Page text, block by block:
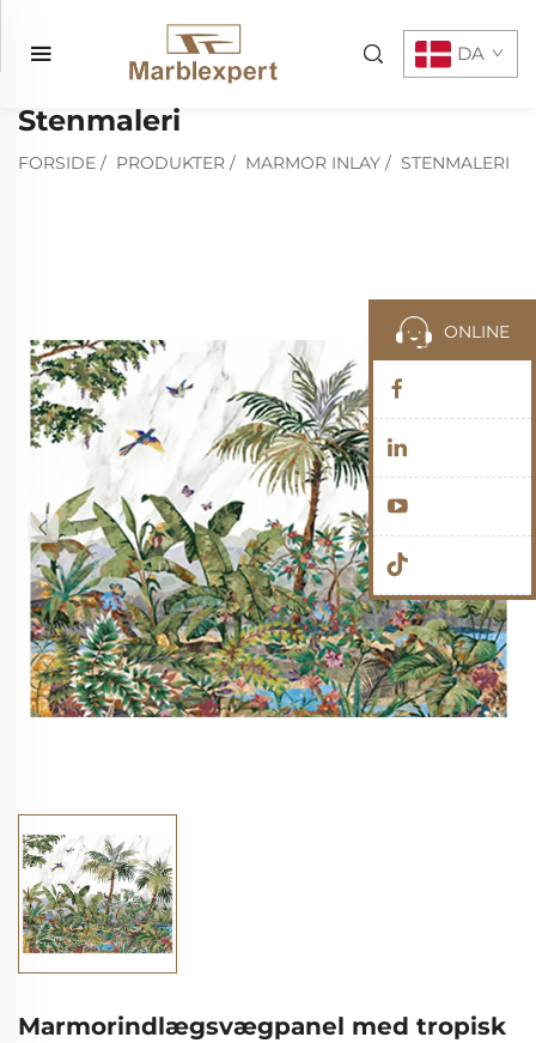
DA
Stenmaleri
FORSIDE / PRODUKTER / MARMOR INLAY / STENMALERI
Marmorindlægsvægpanel med tropisk
ONLINE